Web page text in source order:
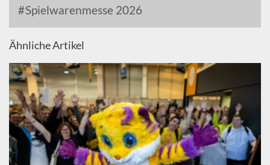
Spielwarenmesse 2026
Ähnliche Artikel